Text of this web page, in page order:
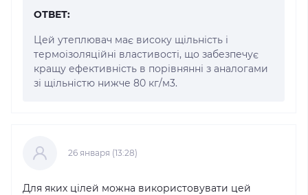
ОТВЕТ:
Цей утеплювач має високу щільність і
термоізоляційні властивості, що забезпечує
кращу ефективність в порівнянні з аналогами
зі щільністю нижче 80 кг/м3.
26 января (13:28)
Для яких цілей можна використовувати цей